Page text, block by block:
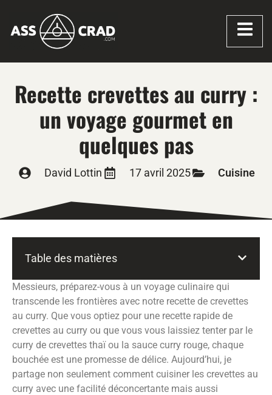
Recette crevettes au curry :
un voyage gourmet en
quelques pas
David Lottin 17 avril 2025 Cuisine
Table des matières
Messieurs, préparez-vous à un voyage culinaire qui
transcende les frontières avec notre recette de crevettes
au curry. Que vous optiez pour une recette rapide de
crevettes au curry ou que vous vous laissiez tenter par le
curry de crevettes thaï ou la sauce curry rouge, chaque
bouchée est une promesse de délice. Aujourd’hui, je
partage non seulement comment cuisiner les crevettes au
curry avec une facilité déconcertante mais aussi